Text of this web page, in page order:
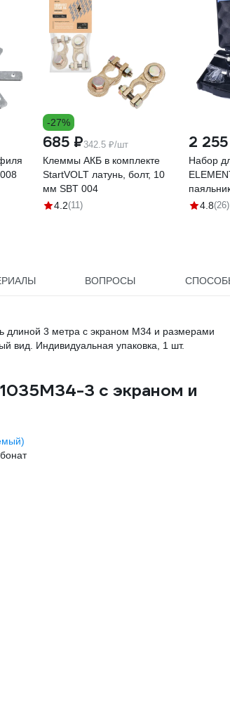
-27%
685 ₽342.5 ₽/шт
Клеммы АКБ в комплекте
StartVOLT латунь, болт, 10
мм SBT 004
4.2(11)
2
Набор
16758
4.8(26)
ВОПРОСЫ
3 метра с экраном M34 и размерами
вид. Индивидуальная упаковка, 1 шт.
3 с экраном и